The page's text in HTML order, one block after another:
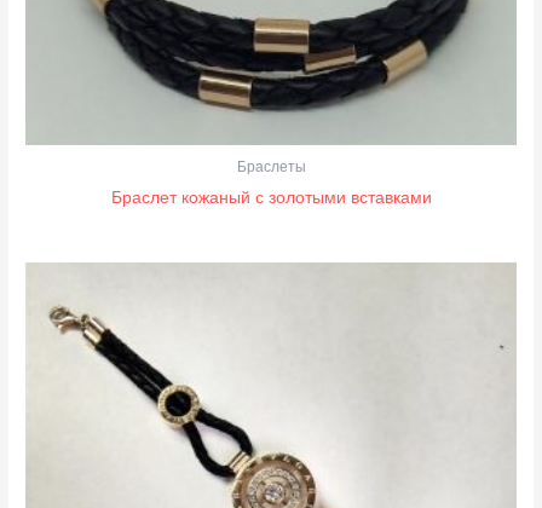
Браслеты
Браслет кожаный с золотыми вставками